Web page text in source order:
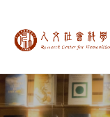
中央研
:::